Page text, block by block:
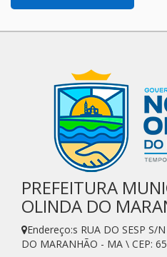
PREFEITURA
OLINDA DO
Endereço:s RUA DO SESP S/
DO MARANHÃO - MA \ CEP: